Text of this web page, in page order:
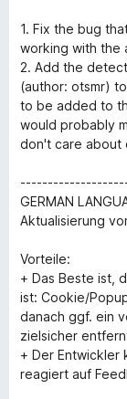
1. Fix the bug
working with the
2. Add the
(author: otsmr)
to be added to
would probably
don't care about
GERMAN
Aktualisierung
Vorteile:
+ Das Beste ist,
ist: Cookie/
danach ggf. ein
zielsicher
+ Der Entwickler
reagiert auf